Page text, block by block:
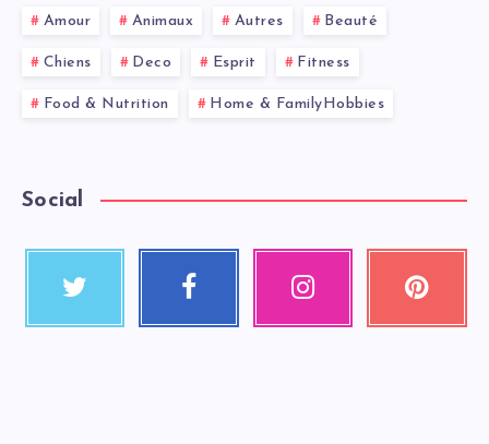
Amour Animaux Autres Beauté
Chiens Deco Esprit Fitness
Food & Nutrition Home & FamilyHobbies
Social